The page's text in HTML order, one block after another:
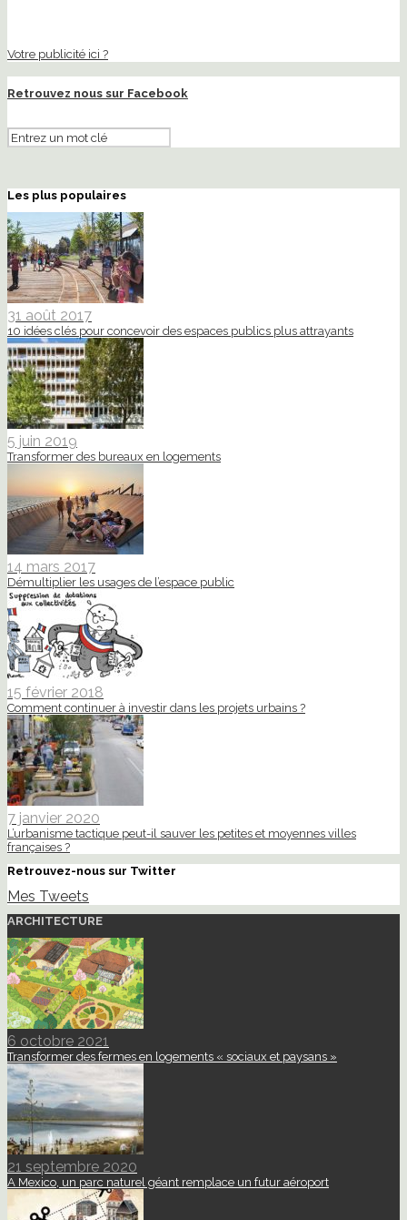
Votre publicité ici ?
Retrouvez nous sur Facebook
Les plus populaires
31 août 2017
10 idées clés pour concevoir des espaces publics plus attrayants
5 juin 2019
Transformer des bureaux en logements
14 mars 2017
Démultiplier les usages de l’espace public
15 février 2018
Comment continuer à investir dans les projets urbains ?
7 janvier 2020
L’urbanisme tactique peut-il sauver les petites et moyennes villes
françaises ?
Retrouvez-nous sur Twitter
Mes Tweets
ARCHITECTURE
6 octobre 2021
Transformer des fermes en logements « sociaux et paysans »
21 septembre 2020
A Mexico, un parc naturel géant remplace un futur aéroport